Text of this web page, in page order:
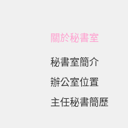
關於秘書室
秘書室簡介
辦公室位置
主任秘書簡歷